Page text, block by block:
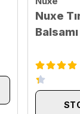
Nuxe